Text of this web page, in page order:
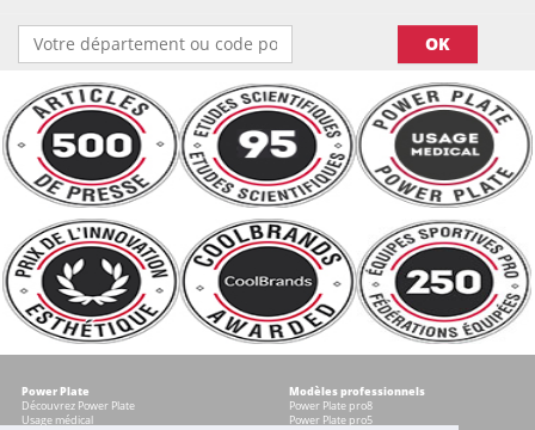
OK
Power Plate
Découvrez Power Plate
Usage médical
Modèles professionnels
Power Plate pro8
Power Plate pro5